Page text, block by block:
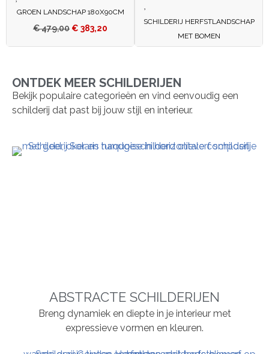
GROEN LANDSCHAP 180X90CM
€479,00 € 383,20
SCHILDERIJ HERFSTLANDSCHAP
MET BOMEN
ONTDEK MEER SCHILDERIJEN
Bekijk populaire categorieën en vind eenvoudig een
schilderij dat past bij jouw stijl en interieur.
ABSTRACTE SCHILDERIJEN
Breng dynamiek en diepte in je interieur met
expressieve vormen en kleuren.